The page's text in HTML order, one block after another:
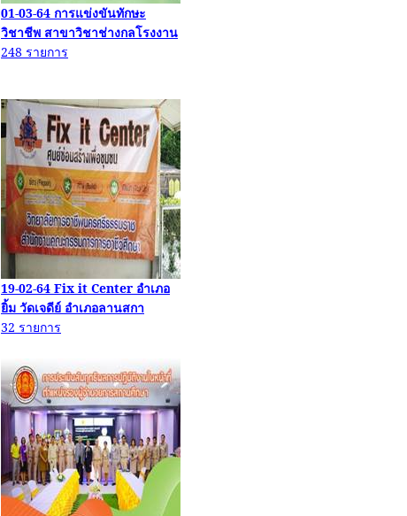
01-03-64 การแข่งขันทักษะ
วิชาชีพ สาขาวิชาช่างกลโรงงาน
248 รายการ
19-02-64 Fix it Center อำเภอ
ยิ้ม วัดเจดีย์ อำเภอลานสกา
32 รายการ